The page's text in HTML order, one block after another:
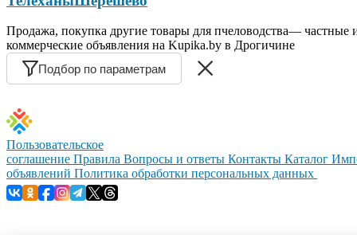
Продажа, покупка другие товары для пчеловодства— частные
коммерческие объявления на Kupika.by в Дрогичине
Подбор по параметрам
Пользовательское
соглашение Правила Вопросы и ответы Контакты Каталог
объявлений Политика обработки персональных данных